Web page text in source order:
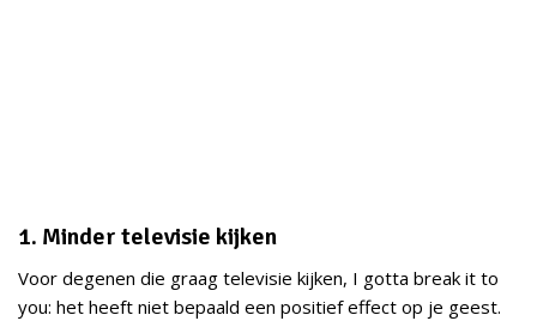
1. Minder televisie kijken
Voor degenen die graag televisie kijken, I gotta break it to
you: het heeft niet bepaald een positief effect op je geest.